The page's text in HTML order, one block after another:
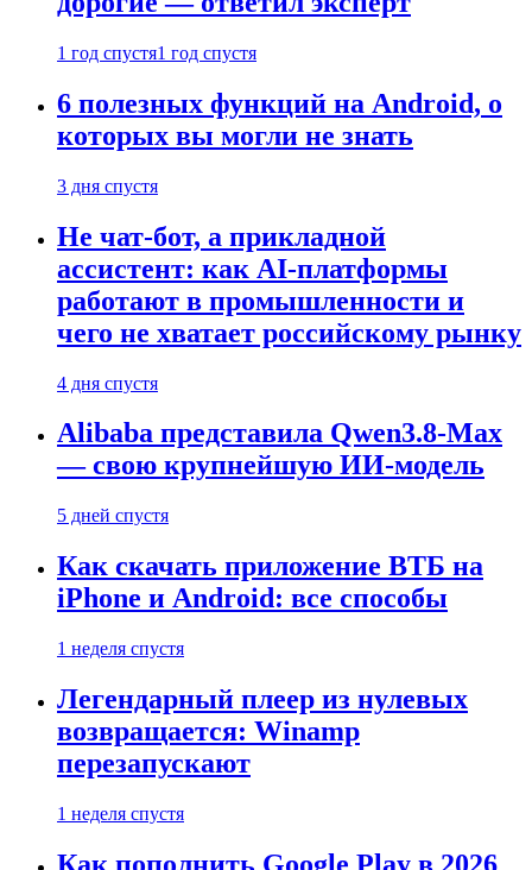
1 год спустя1 год спустя
6 полезных функций на Android, о
которых вы могли не знать
3 дня спустя
Не чат-бот, а прикладной
ассистент: как AI-платформы
работают в промышленности и
чего не хватает российскому рынку
4 дня спустя
Alibaba представила Qwen3.8-Max
— свою крупнейшую ИИ-модель
5 дней спустя
Как скачать приложение ВТБ на
iPhone и Android: все способы
1 неделя спустя
Легендарный плеер из нулевых
возвращается: Winamp
перезапускают
1 неделя спустя